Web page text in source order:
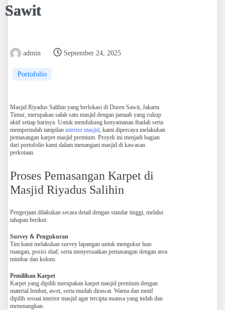
Sawit
admin September 24, 2025
Portofolio
Masjid Riyadus Salihin yang berlokasi di Duren Sawit, Jakarta
Timur, merupakan salah satu masjid dengan jamaah yang cukup
aktif setiap harinya. Untuk mendukung kenyamanan ibadah serta
memperindah tampilan interior masjid, kami dipercaya melakukan
pemasangan karpet masjid premium. Proyek ini menjadi bagian
dari portofolio kami dalam menangani masjid di kawasan
perkotaan.
Proses Pemasangan Karpet di
Masjid Riyadus Salihin
Pengerjaan dilakukan secara detail dengan standar tinggi, melalui
tahapan berikut:
Survey & Pengukuran
Tim kami melakukan survey lapangan untuk mengukur luas
ruangan, posisi shaf, serta menyesuaikan pemasangan dengan area
mimbar dan kolom.
Pemilihan Karpet
Karpet yang dipilih merupakan karpet masjid premium dengan
material lembut, awet, serta mudah dirawat. Warna dan motif
dipilih sesuai interior masjid agar tercipta nuansa yang indah dan
menenangkan.